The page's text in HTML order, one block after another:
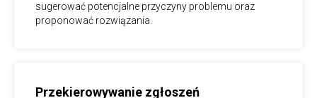
sugerować potencjalne przyczyny problemu oraz
proponować rozwiązania.
Przekierowywanie zgłoszeń